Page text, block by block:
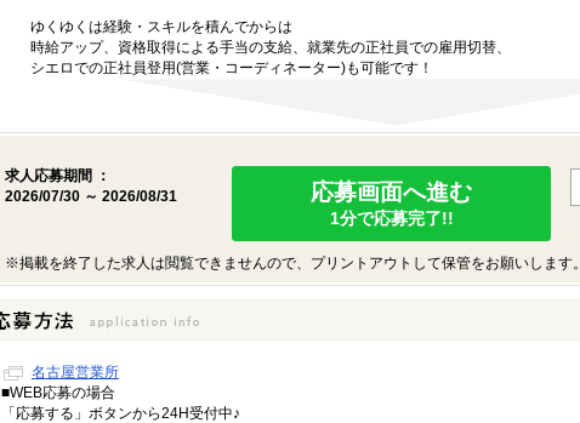
ゆくゆくは経験・スキルを積んでからは
時給アップ、資格取得による手当の支給、就業先の正社員での雇用切替、
シエロでの正社員登用(営業・コーディネーター)も可能です！
求人応募期間 ：
2026/07/30 ～ 2026/08/31
応募画面へ進む
1分で応募完了!!
※掲載を終了した求人は閲覧できませんので、プリントアウトして保管をお願いします。
名古屋営業所
■WEB応募の場合
「応募する」ボタンから24H受付中♪